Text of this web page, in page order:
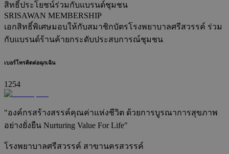
สิทธิ์ประโยชน์ร่วมกับแบรนด์ชุมชน
SRISAWAN MEMBERSHIP
เอกสิทธิ์พิเศษมอบให้กับสมาชิกบัตรโรงพยาบาลศรีสวรรค์ ร่วม
กับแบรนด์ร้านค้ายกระดับประสบการณ์ชุมชน
เบอร์โทรติดต่อฉุกเฉิน
1254
"องค์กรสร้างสรรค์คุณค่าแห่งชีวิต ด้วยการบูรณาการสุขภาพ
อย่างยั่งยืน Nurturing Value For Life"
โรงพยาบาลศรีสวรรค์ สาขานครสวรรค์